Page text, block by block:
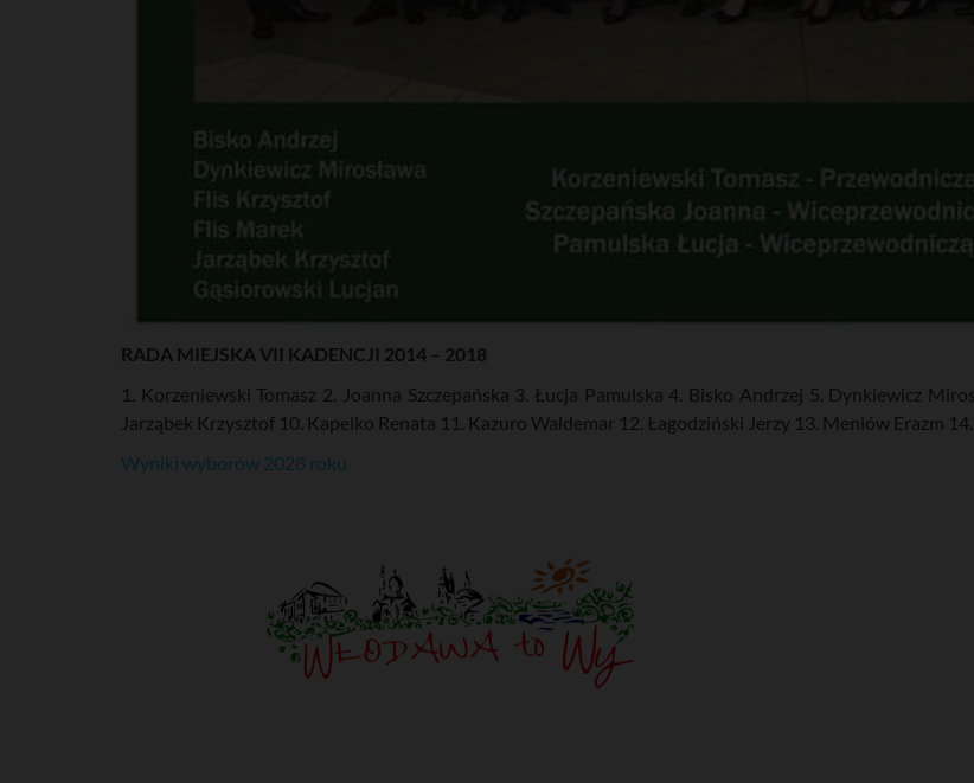
RADA MIEJSKA VII KADENCJI 2014 – 2018
1. Korzeniewski Tomasz 2. Joanna Szczepańska 3. Łucja Pamulska 4. Bisko Andrzej 5. Dynkiewicz
Jarząbek Krzysztof 10. Kapelko Renata 11. Kazuro Waldemar 12. Łagodziński Jerzy 13. Meniów Erazm
Wyniki wyborów 2028 roku